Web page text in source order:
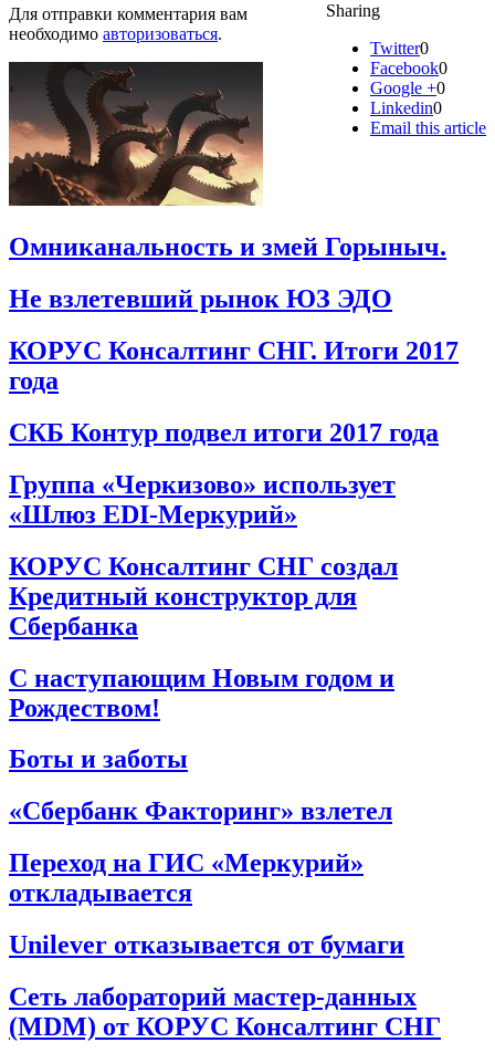
Sharing
Twitter0
Facebook0
Google +0
Linkedin0
Email this article
Для отправки комментария вам
необходимо авторизоваться.
Омниканальность и змей Горыныч.
Не взлетевший рынок ЮЗ ЭДО
КОРУС Консалтинг СНГ. Итоги 2017
года
СКБ Контур подвел итоги 2017 года
Группа «Черкизово» использует
«Шлюз EDI-Меркурий»
КОРУС Консалтинг СНГ создал
Кредитный конструктор для
Сбербанка
С наступающим Новым годом и
Рождеством!
Боты и заботы
«Сбербанк Факторинг» взлетел
Переход на ГИС «Меркурий»
откладывается
Unilever отказывается от бумаги
Сеть лабораторий мастер-данных
(MDM) от КОРУС Консалтинг СНГ